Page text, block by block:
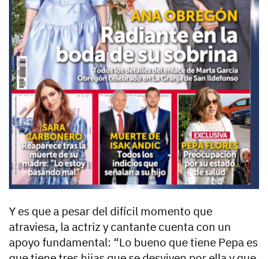
Y es que a pesar del difícil momento que
atraviesa, la actriz y cantante cuenta con un
apoyo fundamental: “Lo bueno que tiene Pepa es